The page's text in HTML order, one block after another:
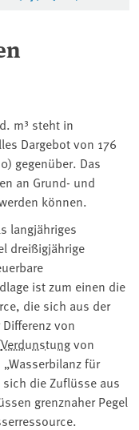
m³ steht in
Dargebot von 176
gegenüber. Das
an Grund- und
können.
langjähriges
dreißigjährige
ist zum einen die
die sich aus der
von
Verdunstungvon
für
die Zuflüsse aus
grenznaher Pegel